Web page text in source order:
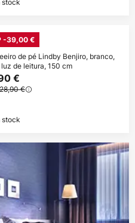
stock
-39,00 €
de pé Lindby Benjiro, branco,
de leitura, 150 cm
€
€
stock